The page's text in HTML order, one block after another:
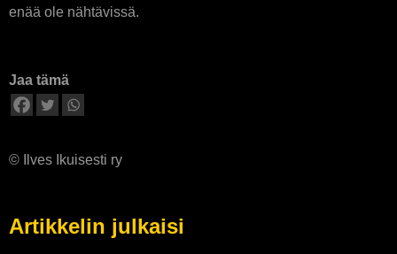
enää ole nähtävissä.
Jaa tämä
© Ilves Ikuisesti ry
Artikkelin julkaisi